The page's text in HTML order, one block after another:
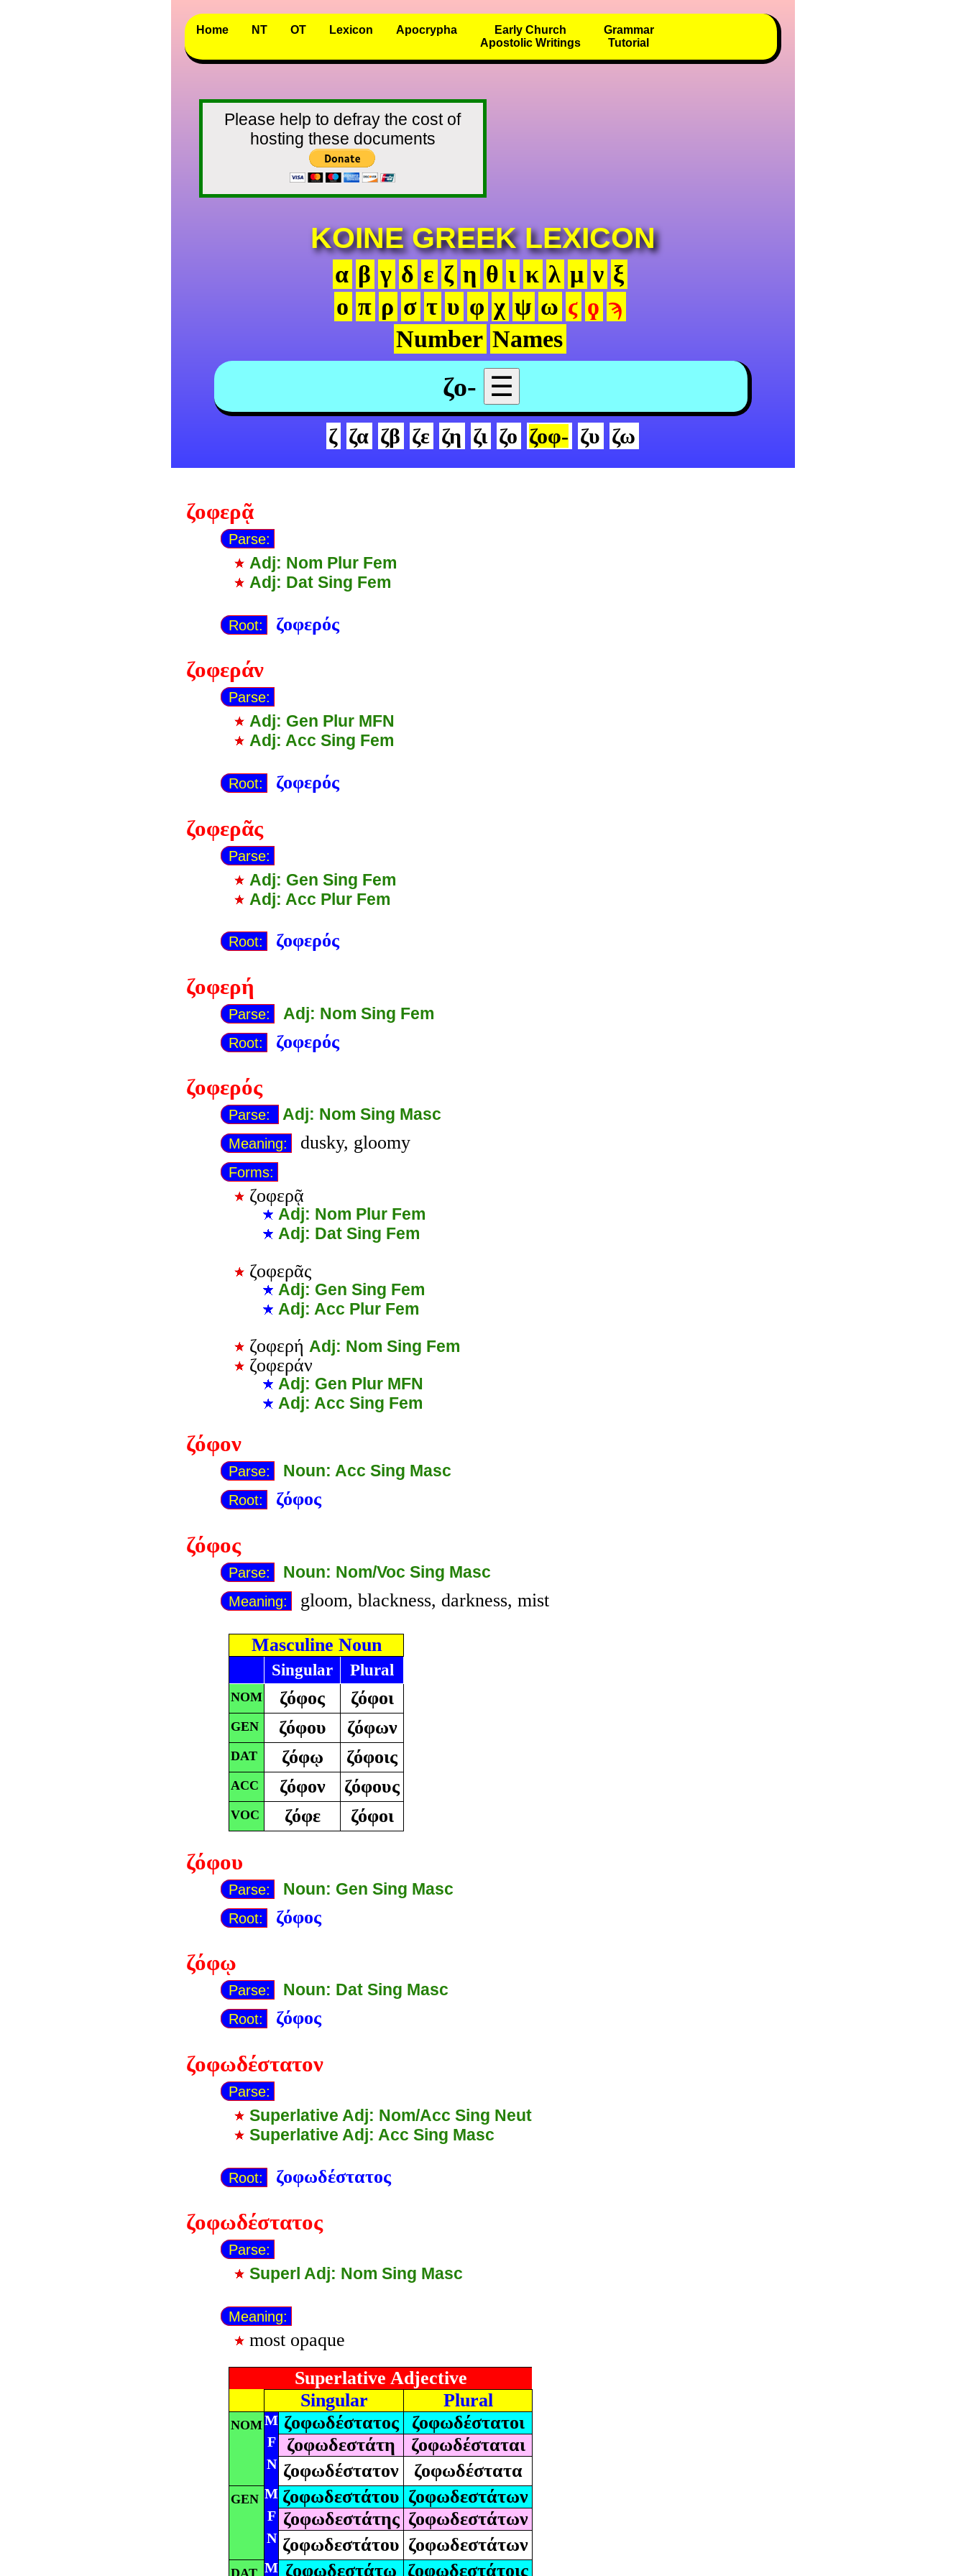
Home NT OT Lexicon Apocrypha
Early Church
Apostolic Writings
Grammar
Tutorial
Please help to defray the cost of
hosting these documents
KOINE GREEK LEXICON
α β γ δ ε ζ η θ ι κ λ μ ν ξ
ο π ρ σ τ υ φ χ ψ ω ϛ ϙ ϡ
Number Names
ζο- ☰
ζ ζα ζβ ζε ζη ζι ζο ζοφ- ζυ ζω
ζοφερᾷ
Parse:
Adj: Nom Plur Fem
Adj: Dat Sing Fem
Root: ζοφερός
ζοφεράν
Parse:
Adj: Gen Plur MFN
Adj: Acc Sing Fem
Root: ζοφερός
ζοφερᾶς
Parse:
Adj: Gen Sing Fem
Adj: Acc Plur Fem
Root: ζοφερός
ζοφερή
Parse: Adj: Nom Sing Fem
Root: ζοφερός
ζοφερός
Parse: Adj: Nom Sing Masc
Meaning: dusky, gloomy
Forms:
ζοφερᾷ
Adj: Nom Plur Fem
Adj: Dat Sing Fem
ζοφερᾶς
Adj: Gen Sing Fem
Adj: Acc Plur Fem
ζοφερή Adj: Nom Sing Fem
ζοφεράν
Adj: Gen Plur MFN
Adj: Acc Sing Fem
ζόφον
Parse: Noun: Acc Sing Masc
Root: ζόφος
ζόφος
Parse: Noun: Nom/Voc Sing Masc
Meaning: gloom, blackness, darkness, mist
Masculine Noun
Singular Plural
NOM ζόφος ζόφοι
GEN ζόφου ζόφων
DAT ζόφῳ ζόφοις
ACC ζόφον ζόφους
VOC ζόφε ζόφοι
ζόφου
Parse: Noun: Gen Sing Masc
Root: ζόφος
ζόφῳ
Parse: Noun: Dat Sing Masc
Root: ζόφος
ζοφωδέστατον
Parse:
Superlative Adj: Nom/Acc Sing Neut
Superlative Adj: Acc Sing Masc
Root: ζοφωδέστατος
ζοφωδέστατος
Parse:
Superl Adj: Nom Sing Masc
Meaning:
most opaque
Superlative Adjective
Singular
Plural
NOMM ζοφωδέστατος ζοφωδέστατοι
F ζοφωδεστάτη ζοφωδέσταται
N ζοφωδέστατον ζοφωδέστατα
GEN M ζοφωδεστάτου ζοφωδεστάτων
F ζοφωδεστάτης ζοφωδεστάτων
N ζοφωδεστάτου ζοφωδεστάτων
M ζοφωδεστάτῳ ζοφωδεστάτοις